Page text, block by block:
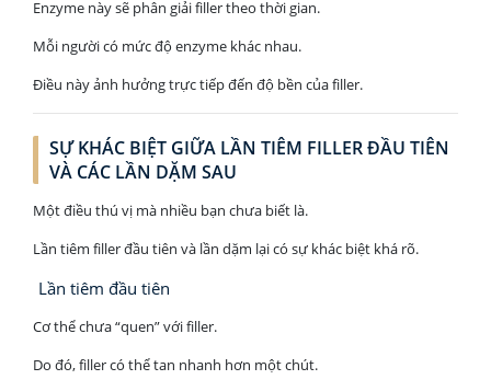
Enzyme này sẽ phân giải filler theo thời gian.
Mỗi người có mức độ enzyme khác nhau.
Điều này ảnh hưởng trực tiếp đến độ bền của filler.
SỰ KHÁC BIỆT GIỮA LẦN TIÊM FILLER ĐẦU TIÊN
VÀ CÁC LẦN DẶM SAU
Một điều thú vị mà nhiều bạn chưa biết là.
Lần tiêm filler đầu tiên và lần dặm lại có sự khác biệt khá rõ.
Lần tiêm đầu tiên
Cơ thể chưa “quen” với filler.
Do đó, filler có thể tan nhanh hơn một chút.